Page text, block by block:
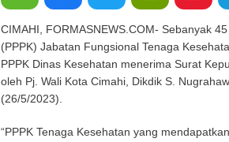
CIMAHI, FORMASNEWS.COM- Sebanyak
(PPPK) Jabatan Fungsional Tenaga
PPPK Dinas Kesehatan menerima Surat
oleh Pj. Wali Kota Cimahi, Dikdik S.
(26/5/2023).
“PPPK Tenaga Kesehatan yang